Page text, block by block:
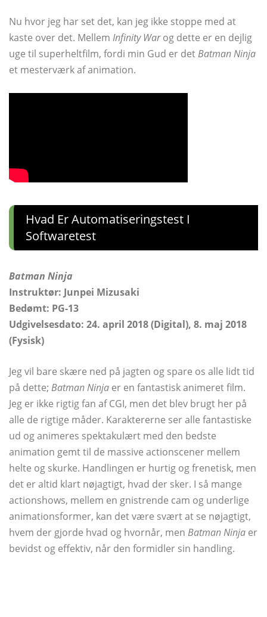
Nu hvor jeg har set det, kan jeg ikke stoppe med at
kaste over det. Mellem Infinity Warog dette er en dejlig
uge til superheltfilm, fordi min Gud er detBatman Ninja
et mesterværk af animation.
Hvad Er Automatiseringstest I
Softwaretest
Batman Ninja
Instruktør: Junpei Mizusaki
Bedømt: PG-13
Udgivelsesdato: 24. april 2018 (Digital), 8. maj 2018
(Fysisk)
Jeg vil bare skære ned på jagten og spare os alle lidt tid
på dette; Batman Ninja er en fantastisk animeret film.
Jeg er ikke rigtig fan af CGI, men det blev brugt her på
alle de rigtige måder. Karaktererne ser alle fantastiske
ud og animeres spektakulært med den bedste
animation gemt til de massive actionscener mellem
helte og skurke. Handlingen er hurtig og frenetisk, men
det er altid klart nøjagtigt, hvad der sker. I så mange
actionshows, mellem en gnistrende cam og underlige
animationsformer, kan det være svært at se nøjagtigt,
hvem der gjorde hvad og hvornår, men Batman Ninja er
bevidst og effektiv, når den formidler sin handling.